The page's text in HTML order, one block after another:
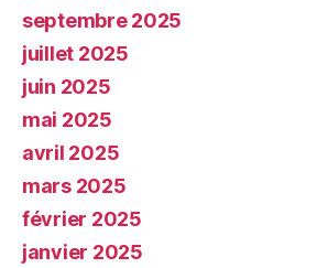
septembre 2025
juillet 2025
juin 2025
mai 2025
avril 2025
mars 2025
février 2025
janvier 2025